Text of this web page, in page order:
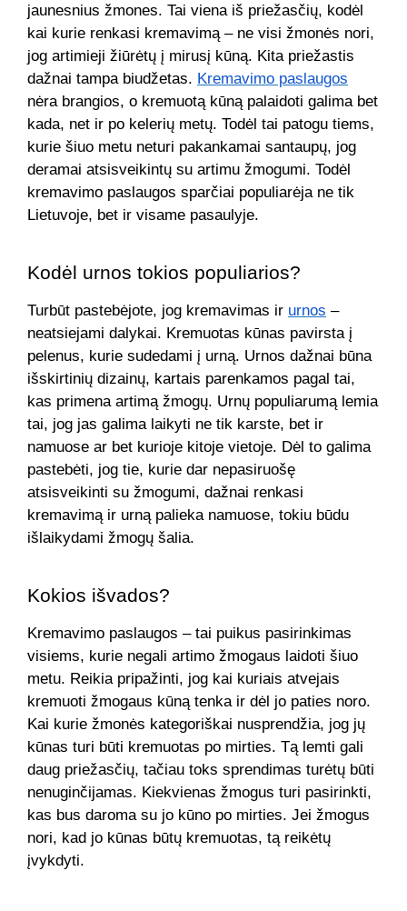
jaunesnius žmones. Tai viena iš priežasčių, kodėl
kai kurie renkasi kremavimą – ne visi žmonės nori,
jog artimieji žiūrėtų į mirusį kūną. Kita priežastis
dažnai tampa biudžetas. Kremavimo paslaugos
nėra brangios, o kremuotą kūną palaidoti galima bet
kada, net ir po kelerių metų. Todėl tai patogu tiems,
kurie šiuo metu neturi pakankamai santaupų, jog
deramai atsisveikintų su artimu žmogumi. Todėl
kremavimo paslaugos sparčiai populiarėja ne tik
Lietuvoje, bet ir visame pasaulyje.
Kodėl urnos tokios populiarios?
Turbūt pastebėjote, jog kremavimas ir urnos –
neatsiejami dalykai. Kremuotas kūnas pavirsta į
pelenus, kurie sudedami į urną. Urnos dažnai būna
išskirtinių dizainų, kartais parenkamos pagal tai,
kas primena artimą žmogų. Urnų populiarumą lemia
tai, jog jas galima laikyti ne tik karste, bet ir
namuose ar bet kurioje kitoje vietoje. Dėl to galima
pastebėti, jog tie, kurie dar nepasiruošę
atsisveikinti su žmogumi, dažnai renkasi
kremavimą ir urną palieka namuose, tokiu būdu
išlaikydami žmogų šalia.
Kokios išvados?
Kremavimo paslaugos – tai puikus pasirinkimas
visiems, kurie negali artimo žmogaus laidoti šiuo
metu. Reikia pripažinti, jog kai kuriais atvejais
kremuoti žmogaus kūną tenka ir dėl jo paties noro.
Kai kurie žmonės kategoriškai nusprendžia, jog jų
kūnas turi būti kremuotas po mirties. Tą lemti gali
daug priežasčių, tačiau toks sprendimas turėtų būti
nenuginčijamas. Kiekvienas žmogus turi pasirinkti,
kas bus daroma su jo kūno po mirties. Jei žmogus
nori, kad jo kūnas būtų kremuotas, tą reikėtų
įvykdyti.